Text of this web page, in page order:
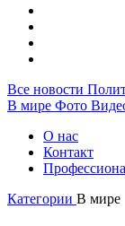
Все новости
В мире Фото
О нас
Контакт
Категории В мире